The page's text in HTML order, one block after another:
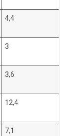
4,4
3
3,6
12,4
7,1